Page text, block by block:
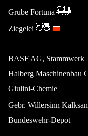
Grube Fortuna
Ziegelei
BASF AG, Stammwerk
Halberg Maschinenbau
Giulini-Chemie
Gebr. Willersinn
Bundeswehr-Depot